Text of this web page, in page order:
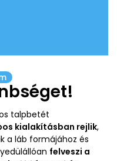
talpbetét
kialakításban rejlik,
a láb formájához és
felveszi a